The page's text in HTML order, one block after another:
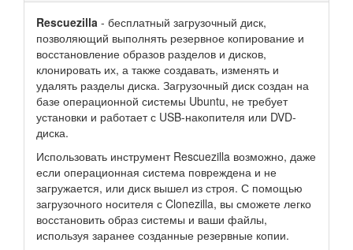
Rescuezilla - бесплатный загрузочный диск,
позволяющий выполнять резервное копирование и
восстановление образов разделов и дисков,
клонировать их, а также создавать, изменять и
удалять разделы диска. Загрузочный диск создан на
базе операционной системы Ubuntu, не требует
установки и работает с USB-накопителя или DVD-
диска.
Использовать инструмент Rescuezilla возможно, даже
если операционная система повреждена и не
загружается, или диск вышел из строя. С помощью
загрузочного носителя с Clonezilla, вы сможете легко
восстановить образ системы и ваши файлы,
используя заранее созданные резервные копии.